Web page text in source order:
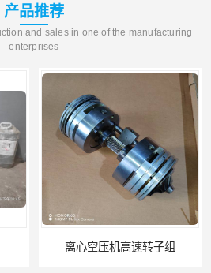
产品推荐
and sales in one of the manufacturing
enterprises
离心空压机高速转子组